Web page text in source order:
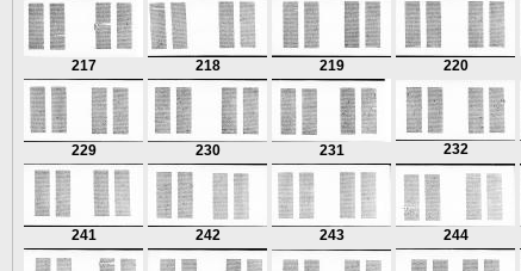
217 218 219 220
229 230 231 232
241 242 243 244